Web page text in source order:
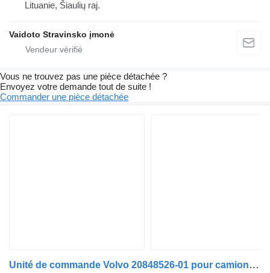
Lituanie, Šiaulių raj.
Vaidoto Stravinsko įmonė
Vous ne trouvez pas une pièce détachée ?
Envoyez votre demande tout de suite !
Commander une pièce détachée
Unité de commande Volvo 20848526-01 pour camion Volvo FH13